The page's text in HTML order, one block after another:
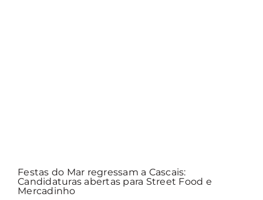
Festas do Mar regressam a Cascais:
Candidaturas abertas para Street Food e
Mercadinho